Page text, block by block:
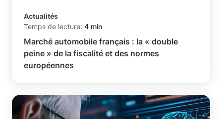
Actualités
Temps de lecture: 4 min
Marché automobile français : la « double
peine » de la fiscalité et des normes
européennes